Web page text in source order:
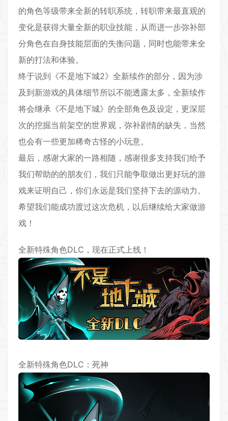
的角色等级带来全新的转职系统，转职带来最直观的
变化是获得大量全新的职业技能，从而进一步弥补部
分角色在自身技能层面的失衡问题，同时也能带来全
新的打法和体验。
终于说到《不是地下城2》全新续作的部分，因为涉
及到新游戏的具体细节所以不能透露太多，全新续作
将会继承《不是地下城》的全部角色及设定，更深层
次的挖掘当前架空的世界观，弥补剧情的缺失，当然
也会有一些更加稀奇古怪的小玩意。
最后，感谢大家的一路相随，感谢很多支持我们给予
我们帮助的的朋友们，我们只能争取做出更好玩的游
戏来证明自己，你们永远是我们坚持下去的源动力。
希望我们能成功渡过这次危机，以后继续给大家做游
戏！
全新特殊角色DLC，现在正式上线！
全新特殊角色DLC：死神